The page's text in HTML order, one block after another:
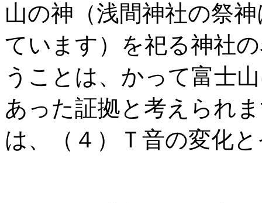
山の神（浅間神社の祭
ています）を祀る神社
うことは、かって富士
あった証拠と考えられ
は、（４）Ｔ音の変化